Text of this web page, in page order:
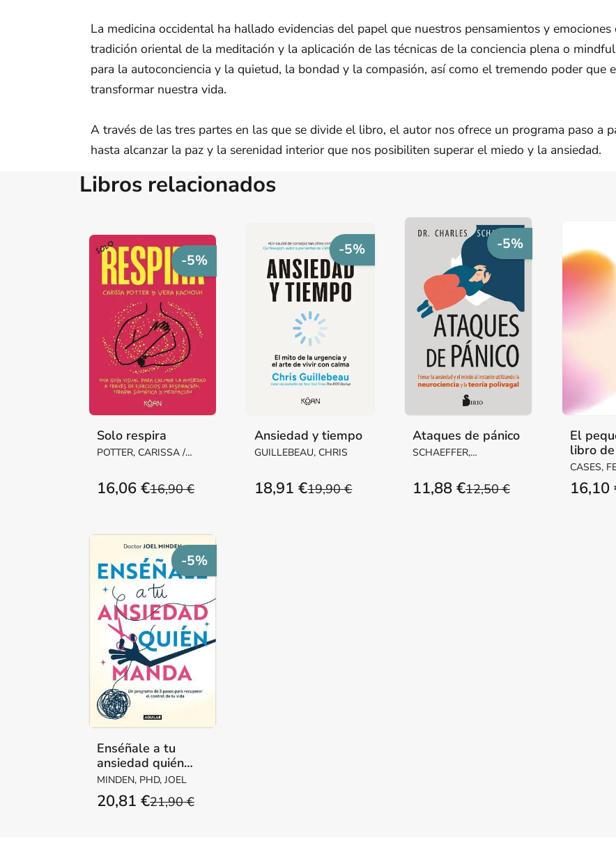
La medicina occidental ha hallado evidencias del papel que nuestros pensamientos y
tradición oriental de la meditación y la aplicación de las técnicas de la conciencia plena o
para la autoconciencia y la quietud, la bondad y la compasión, así como el tremendo poder que
transformar nuestra vida.
A través de las tres partes en las que se divide el libro, el autor nos ofrece un programa paso a
hasta alcanzar la paz y la serenidad interior que nos posibiliten superar el miedo y la ansiedad.
Libros relacionados
-5%
Solo respira
POTTER, CARISSA /
16,90 €
16,06 €
-5%
Ansiedad y tiempo
GUILLEBEAU, CHRIS
19,90 €
18,91 €
-5%
Ataques de pánico
SCHAEFFER,
12,50 €
11,88 €
El
libro
CASES,
16,10
-5%
Enséñale a tu
ansiedad quién
manda
MINDEN, PHD, JOEL
21,90 €
20,81 €